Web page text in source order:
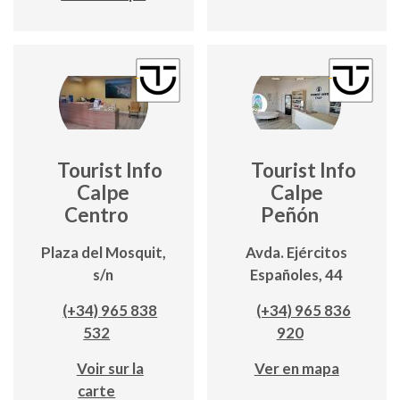
Tourist Info
Calpe
Centro
Plaza del Mosquit,
s/n
(+34) 965 838
532
Voir sur la
carte
Tourist Info
Calpe
Peñón
Avda. Ejércitos
Españoles, 44
(+34) 965 836
920
Ver en mapa